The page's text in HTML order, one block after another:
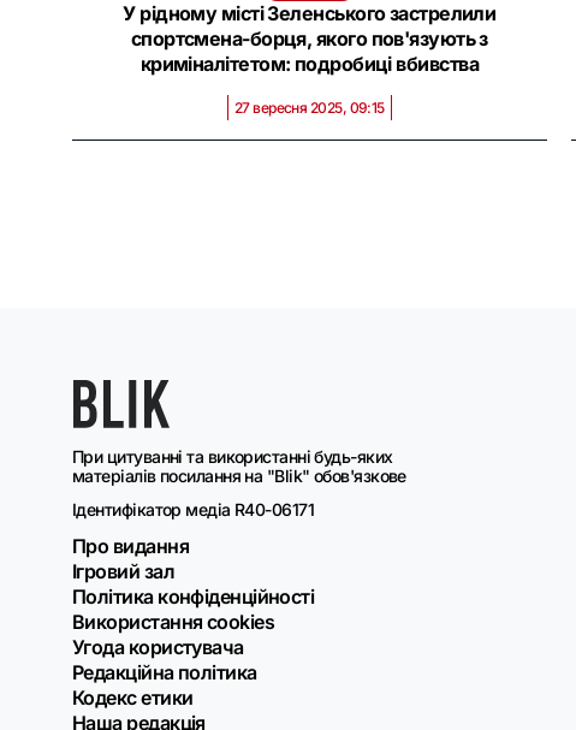
У рідному місті Зеленського застрелили
спортсмена-борця, якого пов'язують з
криміналітетом: подробиці вбивства
27 вересня 2025, 09:15
При цитуванні та використанні будь-яких
матеріалів посилання на "Blik" обов'язкове
Ідентифікатор медіа R40-06171
Про видання
Ігровий зал
Політика конфіденційності
Використання cookies
Угода користувача
Редакційна політика
Кодекс етики
Наша редакція